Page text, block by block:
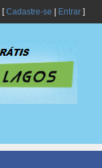
[Cadastre-se Entrar]